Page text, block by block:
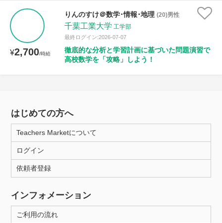
¥2,700/時給
りんのすけ＠数学･情報･地理 (20)男性
千葉工業大学 工学部
最終ログイン:2026-07-07
徹底的な分析と学習計画に基づいた問題演習で
高校数学を「攻略」しよう！
はじめての方へ
Teachers Marketについて
ログイン
依頼者登録
インフォメーション
ご利用の流れ